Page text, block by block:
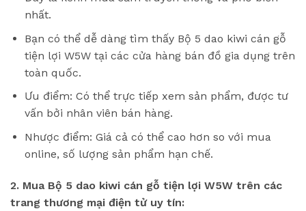
nhất.
Bạn có thể dễ dàng tìm thấy Bộ 5 dao kiwi cán gỗ
tiện lợi W5W tại các cửa hàng bán đồ gia dụng trên
toàn quốc.
Ưu điểm: Có thể trực tiếp xem sản phẩm, được tư
vấn bởi nhân viên bán hàng.
Nhược điểm: Giá cả có thể cao hơn so với mua
online, số lượng sản phẩm hạn chế.
2. Mua Bộ 5 dao kiwi cán gỗ tiện lợi W5W trên các
trang thương mại điện tử uy tín: